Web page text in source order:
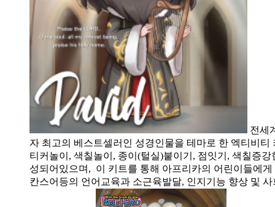
전세
자 최고의 베스트셀러인 성경인물을 테마로 한 엑티비티
티커놀이, 색칠놀이, 종이(털실)붙이기, 점잇기, 색칠증강
성되어있으며, 이 키트를 통해 아프리카의 어린이들에게
칸스어등의 언어교육과 소근육발달, 인지기능 향상 및